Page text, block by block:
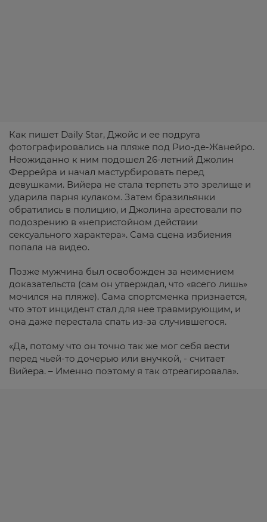
Как пишет Daily Star, Джойс и ее подруга
фотографировались на пляже под Рио-де-Жанейро.
Неожиданно к ним подошел 26-летний Джолин
Феррейра и начал мастурбировать перед
девушками. Вийера не стала терпеть это зрелище и
ударила парня кулаком. Затем бразильянки
обратились в полицию, и Джолина арестовали по
подозрению в «непристойном действии
сексуального характера». Сама сцена избиения
попала на видео.
Позже мужчина был освобожден за неимением
доказательств (сам он утверждал, что «всего лишь»
мочился на пляже). Сама спортсменка признается,
что этот инцидент стал для нее травмирующим, и
она даже перестала спать из-за случившегося.
«Да, потому что он точно так же мог себя вести
перед чьей-то дочерью или внучкой, - считает
Вийера. – Именно поэтому я так отреагировала».